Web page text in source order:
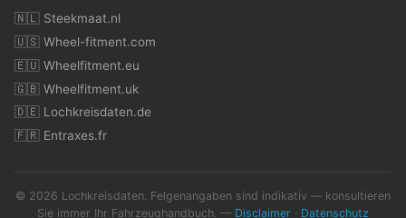
🇳🇱 Steekmaat.nl
🇺🇸 Wheel-fitment.com
🇪🇺 Wheelfitment.eu
🇬🇧 Wheelfitment.uk
🇩🇪 Lochkreisdaten.de
🇫🇷 Entraxes.fr
© 2026 Lochkreisdaten. Felgenangaben sind indikativ — konsultieren
Sie immer Ihr Fahrzeughandbuch. — Disclaimer · Datenschutz